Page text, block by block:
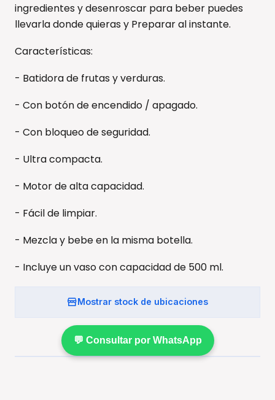
ingredientes y desenroscar para beber puedes
llevarla donde quieras y Preparar al instante.
Características:
- Batidora de frutas y verduras.
- Con botón de encendido / apagado.
- Con bloqueo de seguridad.
- Ultra compacta.
- Motor de alta capacidad.
- Fácil de limpiar.
- Mezcla y bebe en la misma botella.
- Incluye un vaso con capacidad de 500 ml.
Mostrar stock de ubicaciones
💬 Consultar por WhatsApp